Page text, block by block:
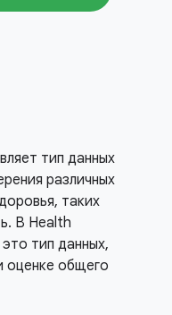
тип данных
различных
таких
В Health
тип данных,
оценке общего